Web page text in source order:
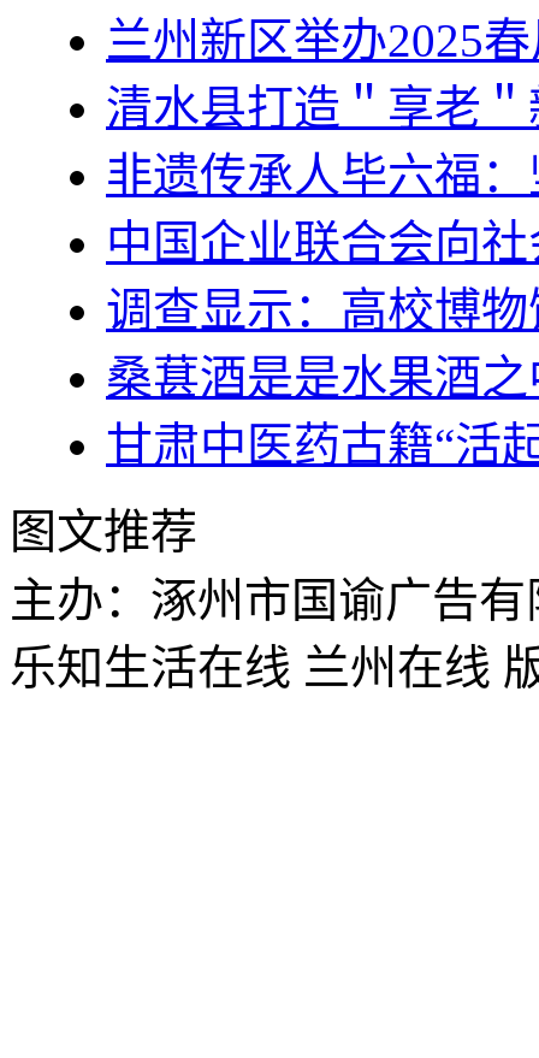
兰州新区举办2025
清水县打造＂享老
非遗传承人毕六福
中国企业联合会向
调查显示：高校博
桑葚酒是是水果酒
甘肃中医药古籍“活
图文推荐
主办：涿州市国谕广告
乐知生活在线 兰州在线